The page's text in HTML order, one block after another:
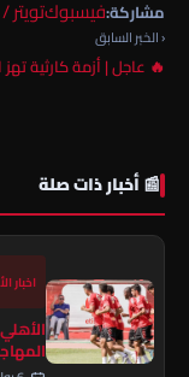
مشاركة:فيسبوكتويتر / X
‹ الخبر السابق
🔥 عاجل | أزمة كارثية
📰 أخبار ذات صلة
اخبار